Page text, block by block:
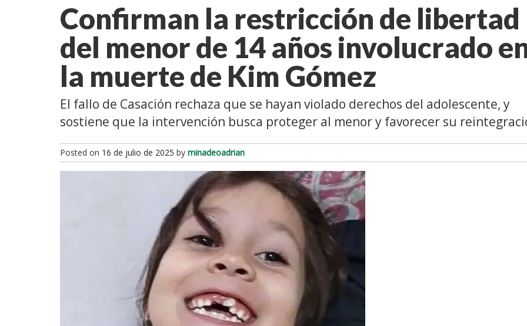
Confirman la restricción de libertad
del menor de 14 años involucrado
la muerte de Kim Gómez
El fallo de Casación rechaza que se hayan violado derechos del adolescente, y
sostiene que la intervención busca proteger al menor y favorecer su
Posted on 16 de julio de 2025 by minadeoadrian